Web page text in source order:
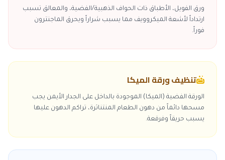
ورق الفويل، الأطباق ذات الحواف الذهبية/الفضية، والمعالق تسبب
ارتداداً لأشعة الميكروويف مما يسبب شراراً ويحرق الماجنترون
فوراً.
تنظيف ورقة الميكا
الورقة الفضية (الميكا) الموجودة بالداخل على الجدار الأيمن يجب
مسحها دائماً من دهون الطعام المنتناثرة، تراكم الدهون عليها
يسبب حريقاً وفرقعة.